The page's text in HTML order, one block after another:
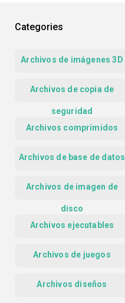
Categories
Archivos de imágenes 3D
Archivos de copia de
seguridad
Archivos comprimidos
Archivos de base de datos
Archivos de imagen de
disco
Archivos ejecutables
Archivos de juegos
Archivos diseños